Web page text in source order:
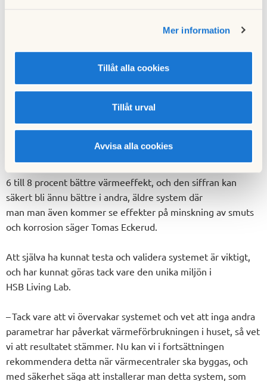
Mer information
Tillåt alla cookies
Tillåt urval
Avvisa alla cookies
Överraskande positiva resultat
resultat – sambandet mellan låg syrehalt och ökad
energiöverföring var tydligt.
ppas kunna få fram: minskade energiförluster
6 till 8 procent bättre värmeeffekt, och den siffran kan
säkert bli ännu bättre i andra, äldre system där
man man även kommer se effekter på minskning av smuts
och korrosion säger Tomas Eckerud.
Att själva ha kunnat testa och validera systemet är viktigt,
och har kunnat göras tack vare den unika miljön i
HSB Living Lab.
– Tack vare att vi övervakar systemet och vet att inga andra
parametrar har påverkat värmeförbrukningen i huset, så vet
vi att resultatet stämmer. Nu kan vi i fortsättningen
rekommendera detta när värmecentraler ska byggas, och
med säkerhet säga att installerar man detta system, som